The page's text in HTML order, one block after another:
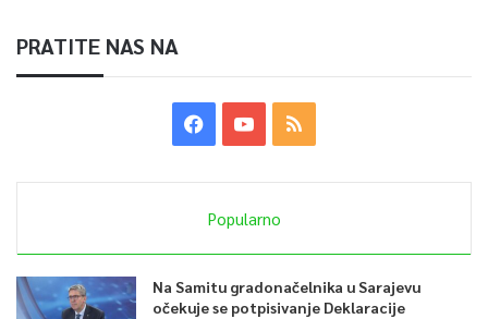
PRATITE NAS NA
Popularno
Na Samitu gradonačelnika u Sarajevu
očekuje se potpisivanje Deklaracije